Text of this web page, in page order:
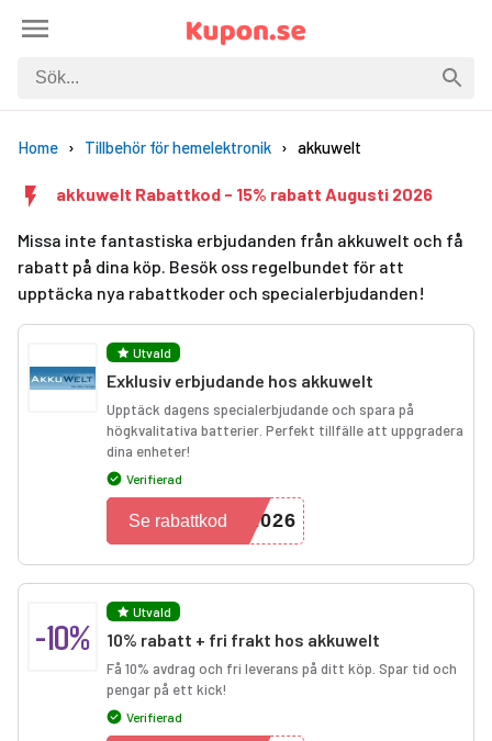
Home Tillbehör för hemelektronik akkuwelt
akkuwelt Rabattkod - 15% rabatt Augusti 2026
Missa inte fantastiska erbjudanden från akkuwelt och få
rabatt på dina köp. Besök oss regelbundet för att
upptäcka nya rabattkoder och specialerbjudanden!
Utvald
Exklusiv erbjudande hos akkuwelt
Upptäck dagens specialerbjudande och spara på
högkvalitativa batterier. Perfekt tillfälle att uppgradera
dina enheter!
Verifierad
2026
Se rabattkod
-10%
Utvald
10% rabatt + fri frakt hos akkuwelt
Få 10% avdrag och fri leverans på ditt köp. Spar tid och
pengar på ett kick!
Verifierad